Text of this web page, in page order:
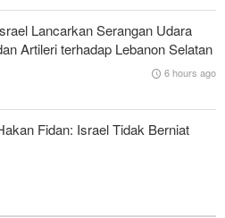
Lebih Unggul daripada Sistem
Senjata dalam perang melawan
Lancarkan Serangan Udara
Artileri terhadap Lebanon Selatan
6 hours ago
Fidan: Israel Tidak Berniat